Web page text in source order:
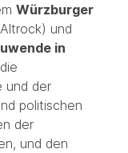
Würzburger
und
in
und der
politischen
der
und den